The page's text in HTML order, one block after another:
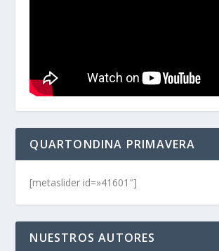
QUARTONDINA PRIMAVERA
[metaslider id=»41601″]
NUESTROS AUTORES